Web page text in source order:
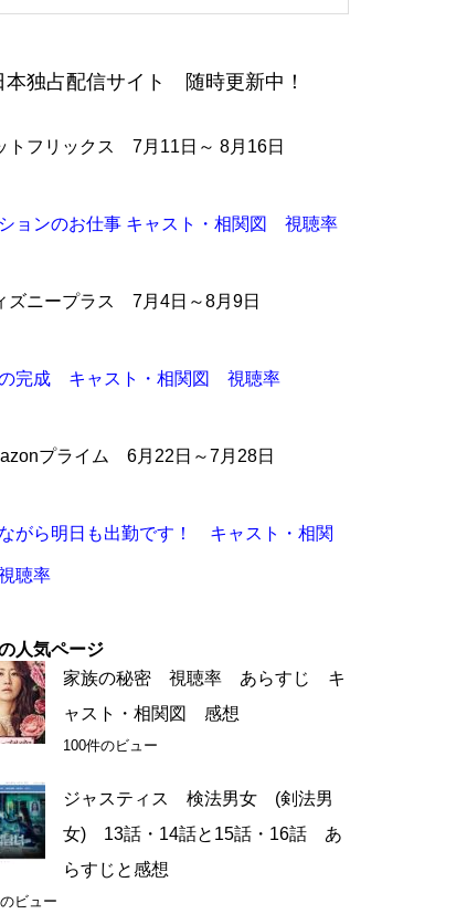
本独占配信サイト 随時更新中！
トフリックス 7月11日～ 8月16日
ョンのお仕事 キャスト・相関図 視聴率
ズニープラス 7月4日～8月9日
完成 キャスト・相関図 視聴率
プライム 6月22日～7月28日
がら明日も出勤です！ キャスト・相関
聴率
人気ページ
家族の秘密 視聴率 あらすじ キ
ャスト・相関図 感想
100件のビュー
ジャスティス 検法男女 (剣法男
女) 13話・14話と15話・16話 あ
らすじと感想
ビュー